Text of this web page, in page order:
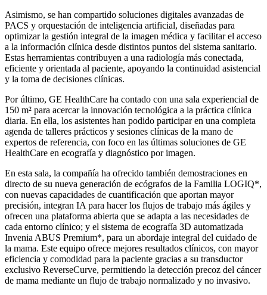
Asimismo, se han compartido soluciones digitales avanzadas de
PACS y orquestación de inteligencia artificial, diseñadas para
optimizar la gestión integral de la imagen médica y facilitar el acceso
a la información clínica desde distintos puntos del sistema sanitario.
Estas herramientas contribuyen a una radiología más conectada,
eficiente y orientada al paciente, apoyando la continuidad asistencial
y la toma de decisiones clínicas.
Por último, GE HealthCare ha contado con una sala experiencial de
150 m² para acercar la innovación tecnológica a la práctica clínica
diaria. En ella, los asistentes han podido participar en una completa
agenda de talleres prácticos y sesiones clínicas de la mano de
expertos de referencia, con foco en las últimas soluciones de GE
HealthCare en ecografía y diagnóstico por imagen.
En esta sala, la compañía ha ofrecido también demostraciones en
directo de su nueva generación de ecógrafos de la Familia LOGIQ*,
con nuevas capacidades de cuantificación que aportan mayor
precisión, integran IA para hacer los flujos de trabajo más ágiles y
ofrecen una plataforma abierta que se adapta a las necesidades de
cada entorno clínico; y el sistema de ecografía 3D automatizada
Invenia ABUS Premium*, para un abordaje integral del cuidado de
la mama. Este equipo ofrece mejores resultados clínicos, con mayor
eficiencia y comodidad para la paciente gracias a su transductor
exclusivo ReverseCurve, permitiendo la detección precoz del cáncer
de mama mediante un flujo de trabajo normalizado y no invasivo.